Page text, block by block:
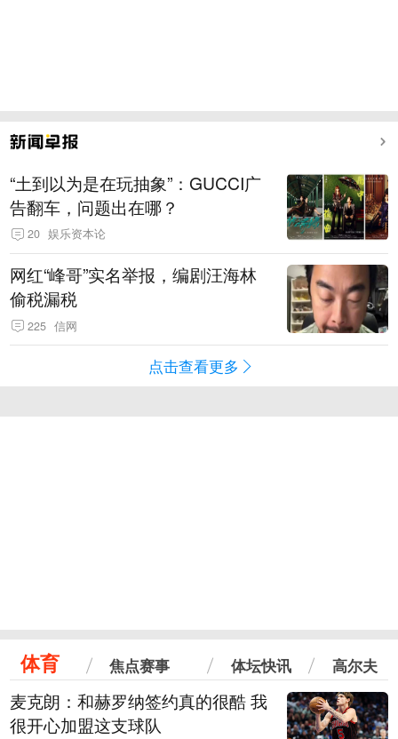
“土到以为是在玩抽象”：GUCCI广
告翻车，问题出在哪？
20 娱乐资本论
网红“峰哥”实名举报，编剧汪海林
偷税漏税
225 信网
点击查看更多
体育 焦点赛事 体坛快讯 高尔夫
麦克朗：和赫罗纳签约真的很酷 我
很开心加盟这支球队